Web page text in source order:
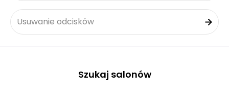
Usuwanie odcisków
Szukaj salonów